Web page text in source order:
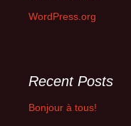
WordPress.org
Recent Posts
Bonjour à tous!